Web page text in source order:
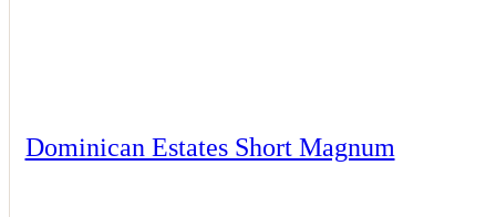
Dominican Estates Short Magnum